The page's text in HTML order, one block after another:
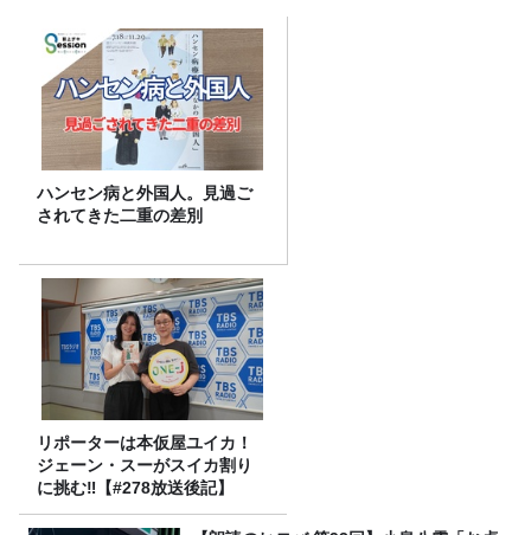
ハンセン病と外国人。見過ご
されてきた二重の差別
リポーターは本仮屋ユイカ！
ジェーン・スーがスイカ割り
に挑む‼【#278放送後記】